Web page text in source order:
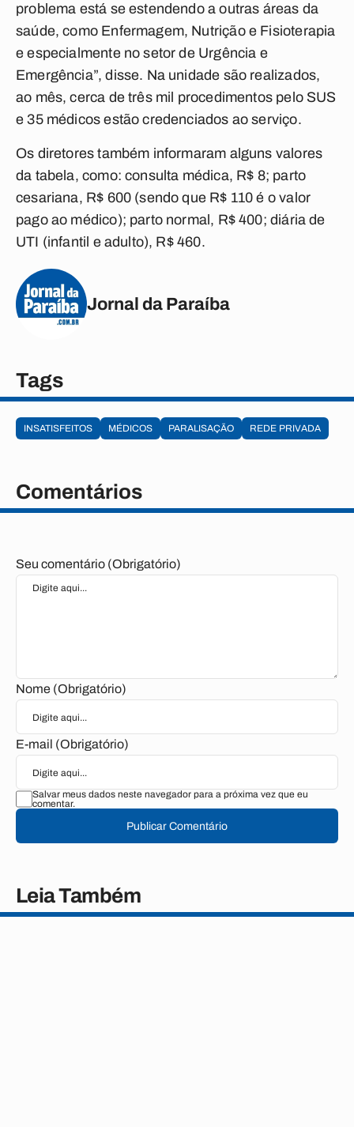
problema está se estendendo a outras áreas da
saúde, como Enfermagem, Nutrição e Fisioterapia
e especialmente no setor de Urgência e
Emergência”, disse. Na unidade são realizados,
ao mês, cerca de três mil procedimentos pelo SUS
e 35 médicos estão credenciados ao serviço.
Os diretores também informaram alguns valores
da tabela, como: consulta médica, R$ 8; parto
cesariana, R$ 600 (sendo que R$ 110 é o valor
pago ao médico); parto normal, R$ 400; diária de
UTI (infantil e adulto), R$ 460.
Jornal da Paraíba
Tags
INSATISFEITOS MÉDICOS PARALISAÇÃO REDE PRIVADA
Comentários
Seu comentário (Obrigatório)
Nome (Obrigatório)
E-mail (Obrigatório)
Salvar meus dados neste navegador para a próxima vez que eu
comentar.
Publicar Comentário
Leia Também